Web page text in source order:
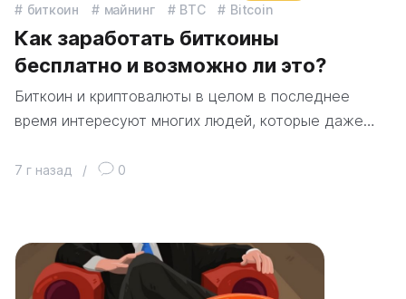
биткоин майнинг BTC Bitcoin
Как заработать биткоины
бесплатно и возможно ли это?
Биткоин и криптовалюты в целом в последнее
время интересуют многих людей, которые даже…
7 г назад / 0